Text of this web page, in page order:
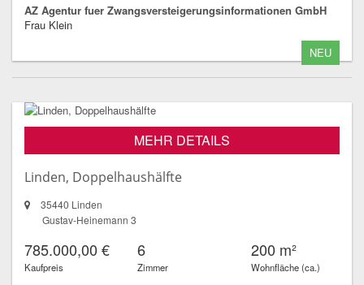
AZ Agentur fuer Zwangsversteigerungsinformationen GmbH
Frau Klein
NEU
MEHR DETAILS
Linden, Doppelhaushälfte
35440 Linden
Gustav-Heinemann 3
785.000,00 €
Kaufpreis
6
Zimmer
200 m²
Wohnfläche (ca.)